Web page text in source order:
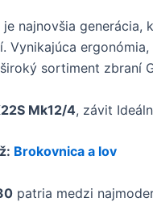
je najnovšia generácia,
Vynikajúca
sortiment zbraní
Mk12/4, závit
Brokovnica a lov
patria medzi